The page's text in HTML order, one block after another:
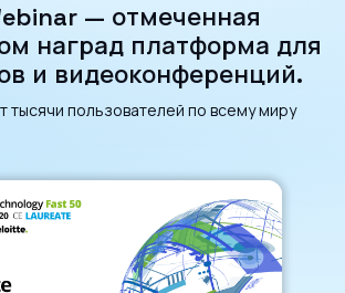
— отмеченная
наград платформа для
и видеоконференций.
тысячи пользователей по всему миру